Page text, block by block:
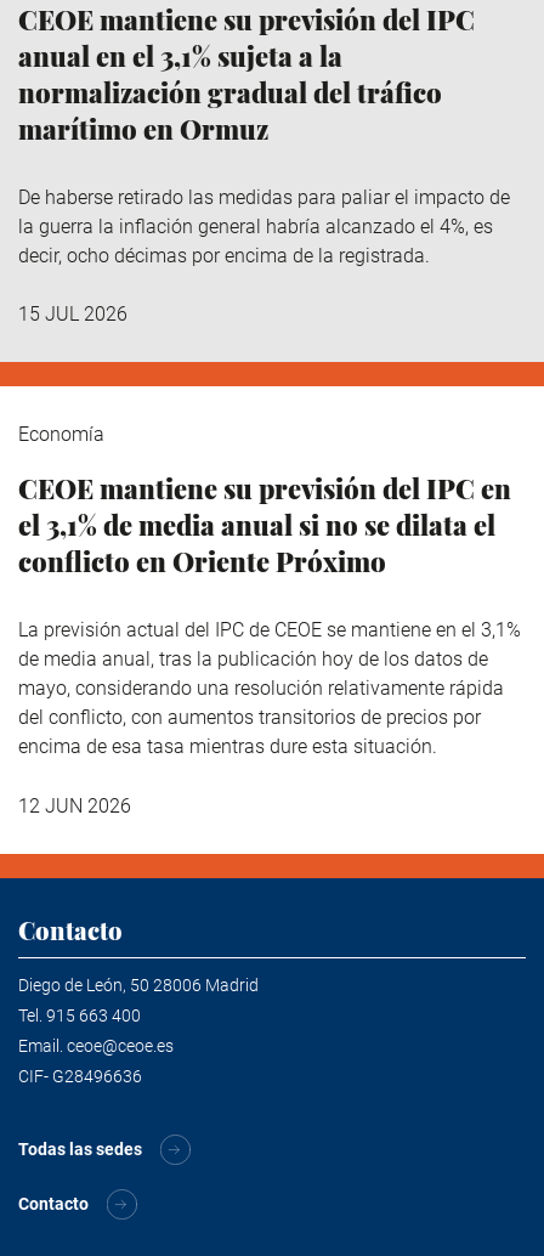
CEOE mantiene su previsión del IPC
anual en el 3,1% sujeta a la
normalización gradual del tráfico
marítimo en Ormuz
De haberse retirado las medidas para paliar el impacto de
la guerra la inflación general habría alcanzado el 4%, es
decir, ocho décimas por encima de la registrada.
15 JUL 2026
Economía
CEOE mantiene su previsión del IPC en
el 3,1% de media anual si no se dilata el
conflicto en Oriente Próximo
La previsión actual del IPC de CEOE se mantiene en el 3,1%
de media anual, tras la publicación hoy de los datos de
mayo, considerando una resolución relativamente rápida
del conflicto, con aumentos transitorios de precios por
encima de esa tasa mientras dure esta situación.
12 JUN 2026
Contacto
Diego de León, 50 28006 Madrid
Tel. 915 663 400
Email. ceoe@ceoe.es
CIF- G28496636
Todas las sedes
Contacto